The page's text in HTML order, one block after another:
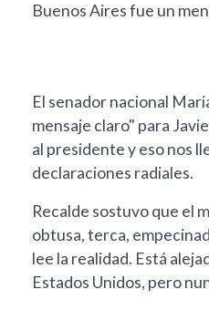
Buenos Aires fue un
El senador nacional
mensaje claro" para
al presidente y eso nos
declaraciones radiales.
Recalde sostuvo que el
obtusa, terca,
lee la realidad. Está
Estados Unidos, pero